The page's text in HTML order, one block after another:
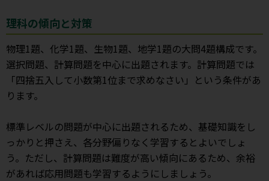
理科の傾向と対策
物理1題、化学1題、生物1題、地学1題の大問4題構成です。
選択問題、計算問題を中心に出題されます。計算問題では
「四捨五入して小数第1位まで求めなさい」という条件があ
ります。
標準レベルの問題が中心に出題されるため、基礎知識をし
っかりと押さえ、各分野偏りなく学習するとよいでしょ
う。ただし、計算問題は難度が高い傾向にあるため、余裕
があれば応用問題も学習するようにしましょう。